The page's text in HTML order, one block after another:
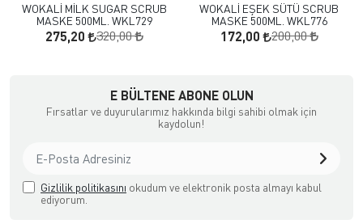
WOKALİ MİLK SUGAR SCRUB
MASKE 500ML. WKL729
275,20 320,00
WOKALİ EŞEK SÜTÜ SCRUB
MASKE 500ML. WKL776
172,00 200,00
E BÜLTENE ABONE OLUN
Fırsatlar ve duyurularımız hakkında bilgi sahibi olmak için
kaydolun!
Gizlilik politikasını okudum ve elektronik posta almayı kabul
ediyorum.